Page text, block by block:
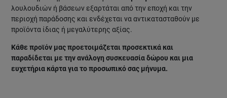
λουλουδιών ή βάσεων εξαρτάται από την εποχή και την
περιοχή παράδοσης και ενδέχεται να αντικατασταθούν με
προϊόντα ίδιας ή μεγαλύτερης αξίας.
Κάθε προϊόν μας προετοιμάζεται προσεκτικά και
παραδίδεται με την ανάλογη συσκευασία δώρου και μια
ευχετήρια κάρτα για το προσωπικό σας μήνυμα.